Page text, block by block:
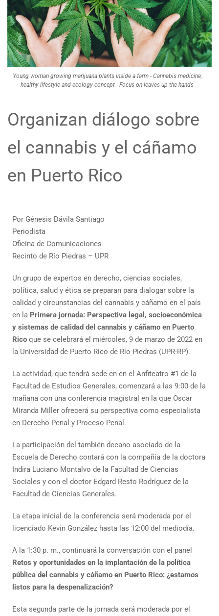
Young woman growing marijuana plants inside a farm - Cannabis medicine,
healthy lifestyle and ecology concept - Focus on leaves up the hands
Organizan diálogo sobre
el cannabis y el cáñamo
en Puerto Rico
Por Génesis Dávila Santiago
Periodista
Oficina de Comunicaciones
Recinto de Río Piedras – UPR
Un grupo de expertos en derecho, ciencias sociales,
política, salud y ética se preparan para dialogar sobre la
calidad y circunstancias del cannabis y cáñamo en el país
en la Primera jornada: Perspectiva legal, socioeconómica
y sistemas de calidad del cannabis y cáñamo en Puerto
Rico que se celebrará el miércoles, 9 de marzo de 2022 en
la Universidad de Puerto Rico de Río Piedras (UPR-RP).
La actividad, que tendrá sede en en el Anfiteatro #1 de la
Facultad de Estudios Generales, comenzará a las 9:00 de la
mañana con una conferencia magistral en la que Oscar
Miranda Miller ofrecerá su perspectiva como especialista
en Derecho Penal y Proceso Penal.
La participación del también decano asociado de la
Escuela de Derecho contará con la compañía de la doctora
Indira Luciano Montalvo de la Facultad de Ciencias
Sociales y con el doctor Edgard Resto Rodríguez de la
Facultad de Ciencias Generales.
La etapa inicial de la conferencia será moderada por el
licenciado Kevin González hasta las 12:00 del mediodía.
A la 1:30 p. m., continuará la conversación con el panel
Retos y oportunidades en la implantación de la política
pública del cannabis y cáñamo en Puerto Rico: ¿estamos
listos para la despenalización?
Esta segunda parte de la jornada será moderada por el